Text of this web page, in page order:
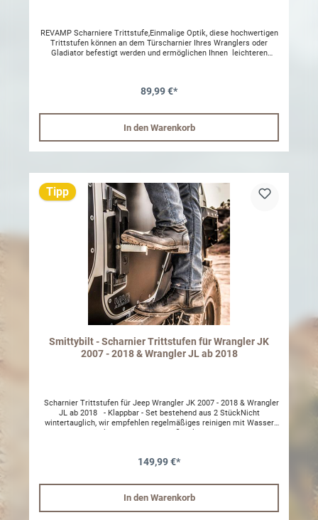
REVAMP Scharniere Trittstufe,Einmalige Optik, diese hochwertigen
Trittstufen können an dem Türscharnier Ihres Wranglers oder
Gladiator befestigt werden und ermöglichen Ihnen leichteren
1x Trittstufenhalter-1x Trittstufe-4x Linsenkopfschrauben-2x
folgende Jeep Modelle,-Wrangler JK ab 2007-Wrangler JL ab 2018-
Gladiator JT ab 2018
89,99 €*
In den Warenkorb
Tipp
Smittybilt - Scharnier Trittstufen für Wrangler JK
2007 - 2018 & Wrangler JL ab 2018
Scharnier Trittstufen für Jeep Wrangler JK 2007 - 2018 & Wrangler
JL ab 2018 - Klappbar - Set bestehend aus 2 StückNicht
wintertauglich, wir empfehlen regelmäßiges reinigen mit Wasser
149,99 €*
In den Warenkorb